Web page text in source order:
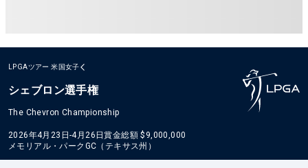
LPGAツアー 米国女子
シェブロン選手権
The Chevron Championship
2026年4月23日-4月26日賞金総額 $9,000,000
メモリアル・パークGC（テキサス州）